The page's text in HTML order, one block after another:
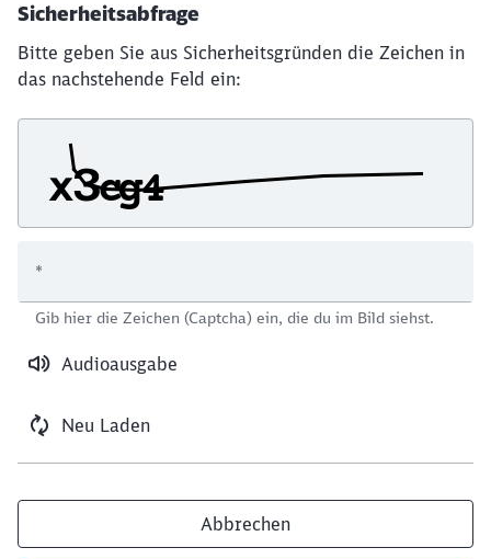
Sicherheitsabfrage
Bitte geben Sie aus Sicherheitsgründen die Zeichen in
das nachstehende Feld ein:
Audioausgabe
Neu Laden
*
Gib hier die Zeichen (Captcha) ein, die du im Bild siehst.
Abbrechen
Schließen
Möchten Sie zuweitergeleitet